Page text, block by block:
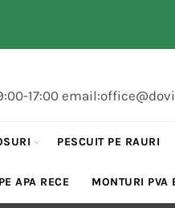
17:00
PESCUIT PE RAURI
APA RECE MONTURI PVA